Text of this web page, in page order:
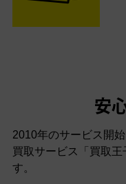
安
2010年のサービス開
買取サービス「買取
す。